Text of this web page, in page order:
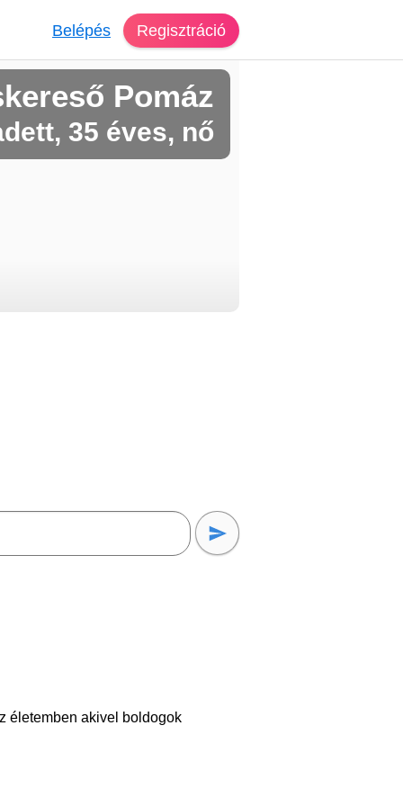
Belépés Regisztráció
Pomáz
35 éves, nő
életemben akivel boldogok